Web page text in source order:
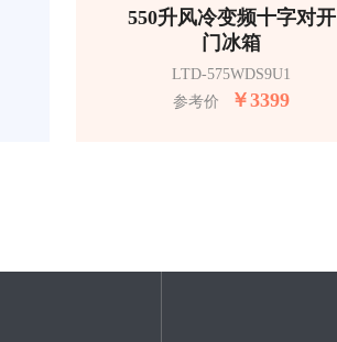
550升风冷变频十字对开
门冰箱
LTD-575WDS9U1
参考价
￥3399